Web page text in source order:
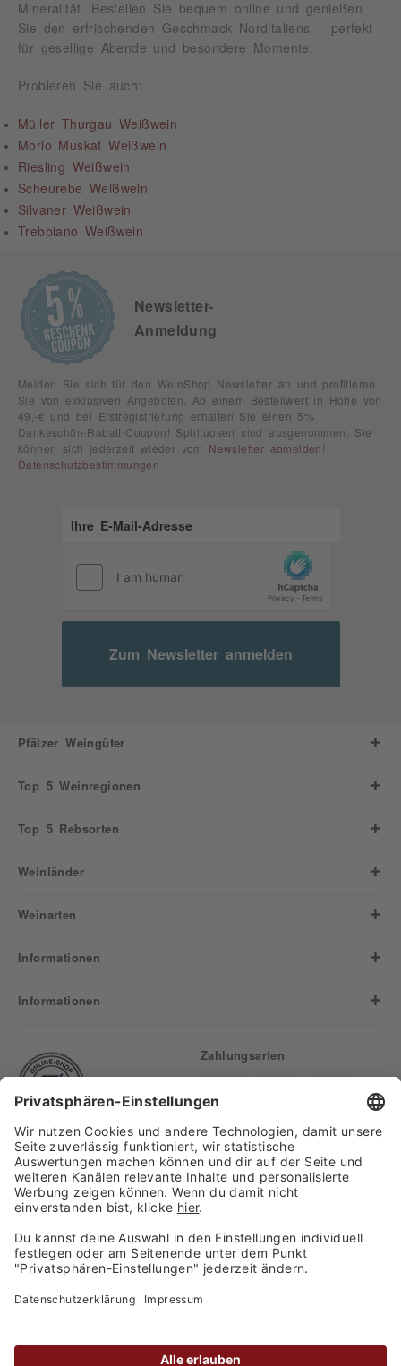
Mineralität. Bestellen Sie bequem online und genießen
Sie den erfrischenden Geschmack Norditaliens – perfekt
für gesellige Abende und besondere Momente.
Probieren Sie auch:
Müller Thurgau Weißwein
Morio Muskat Weißwein
Riesling Weißwein
Scheurebe Weißwein
Silvaner Weißwein
Trebbiano Weißwein
Newsletter-
Anmeldung
Melden Sie sich für den WeinShop Newsletter an und profitieren
Sie von exklusiven Angeboten. Ab einem Bestellwert in Höhe von
49,-€ und bei Erstregistrierung erhalten Sie einen 5%
Dankeschön-Rabatt-Coupon! Spirituosen sind ausgenommen. Sie
können sich jederzeit wieder vom Newsletter abmelden !
Datenschutzbestimmungen
Zum Newsletter anmelden
Pfälzer Weingüter
Top 5 Weinregionen
Top 5 Rebsorten
Weinländer
Weinarten
Informationen
Informationen
Versand
Zahlungsarten
Finden Sie uns auf:
Großhandel GmbH